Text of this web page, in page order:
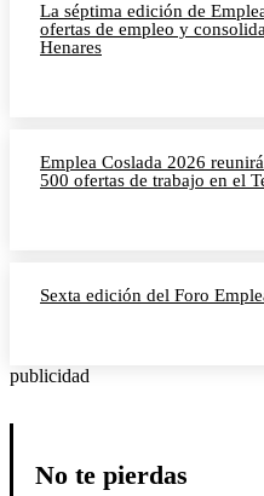
La séptima edición de
ofertas de empleo y
Henares
Emplea Coslada 2026
500 ofertas de trabajo en el
Sexta edición del Foro
publicidad
No te pierdas